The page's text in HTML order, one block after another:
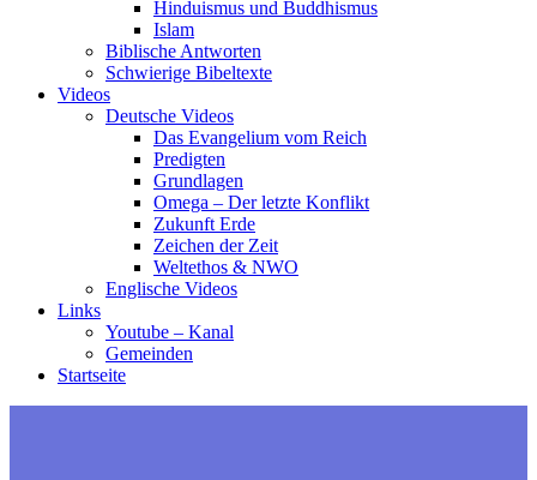
Hinduismus und Buddhismus
Islam
Biblische Antworten
Schwierige Bibeltexte
Videos
Deutsche Videos
Das Evangelium vom Reich
Predigten
Grundlagen
Omega – Der letzte Konflikt
Zukunft Erde
Zeichen der Zeit
Weltethos & NWO
Englische Videos
Links
Youtube – Kanal
Gemeinden
Startseite